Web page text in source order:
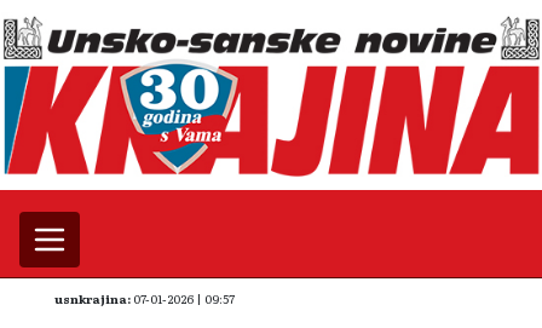
usnkrajina: 07-01-2026 | 09:57